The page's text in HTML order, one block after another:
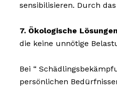
sensibilisieren. Durch
7. Ökologische
die keine unnötige
Bei “
persönlichen